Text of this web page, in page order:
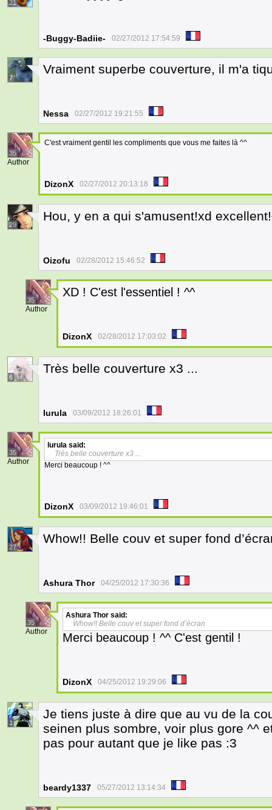
21
-Buggy-Badiie- 02/27/2012 17:54:59
7
Vraiment superbe couverture, il m'a
Nessa 02/27/2012 19:21:55
35
Author
C'est vraiment gentil les compliments que vous me faites là ^^
DizonX 02/27/2012 20:13:18
29
Hou, y en a qui s'amusent!xd
Oizofu 02/28/2012 15:46:52
35
Author
XD ! C'est l'essentiel ! ^^
DizonX 02/28/2012 17:03:02
6
Très belle couverture x3 ...
lurula 03/09/2012 18:26:01
35
Author
lurula said:
Très belle couverture x3 ...
Merci beaucoup ! ^^
DizonX 03/09/2012 19:46:01
27
Whow!! Belle couv et super fond
Ashura Thor 04/25/2012 17:30:36
35
Author
Ashura Thor said:
Whow!! Belle couv et super fond d’écran
Merci beaucoup ! ^^ C'est gentil !
DizonX 04/25/2012 19:29:06
1
Je tiens juste à dire que au vu de la
seinen plus sombre, voir plus gore ^^
pas pour autant que je like pas :3
beardy1337 05/27/2012 13:14:34